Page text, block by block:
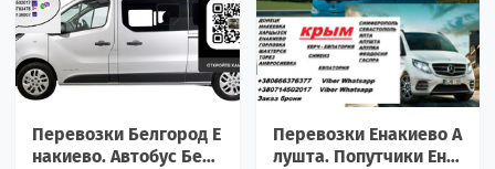
Перевозки Белгород Е
накиево. Автобус Белг
Перевозки Енакиево А
лушта. Попутчики Ена